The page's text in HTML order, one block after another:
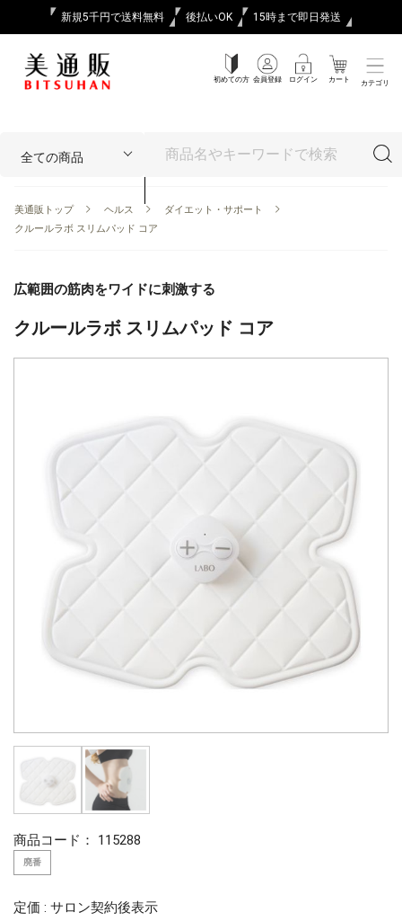
新規5千円で送料無料 後払いOK 15時まで即日発送
初めての方 会員登録 ログイン カート カテゴリ
美通販トップ ヘルス
ダイエット・サポート
クルールラボ スリムパッド コア
広範囲の筋肉をワイドに刺激する
クルールラボ スリムパッド コア
商品コード： 115288
廃番
定価 : サロン契約後表示